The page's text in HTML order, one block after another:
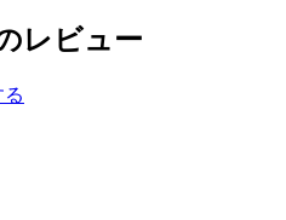
レビュー